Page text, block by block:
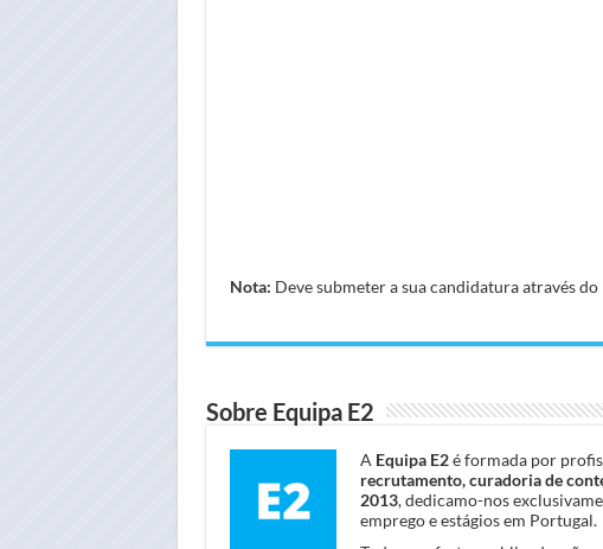
Nota: Deve submeter a sua candidatura através
Sobre Equipa E2
A Equipa E2é formada por
recrutamento, curadoria de
2013, dedicamo-nos
emprego e estágios em Portugal.